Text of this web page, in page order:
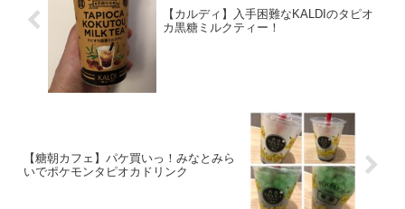
【カルディ】入手困難なKALDIのタピオ
カ黒糖ミルクティー！
【糖朝カフェ】パケ買いっ！みなとみら
いでポケモンタピオカドリンク